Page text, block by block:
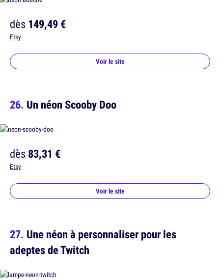
dès149,49 €
Etsy
Voir le site
Un néon Scooby Doo
dès83,31 €
Etsy
Voir le site
Une néon à personnaliser pour les
adeptes de Twitch